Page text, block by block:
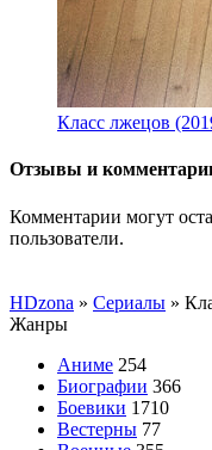
Класс лжецов
Отзывы и
Комментарии могут
пользователи.
HDzona » Сериалы »
Жанры
Аниме 254
Биографии 366
Боевики 1710
Вестерны 77